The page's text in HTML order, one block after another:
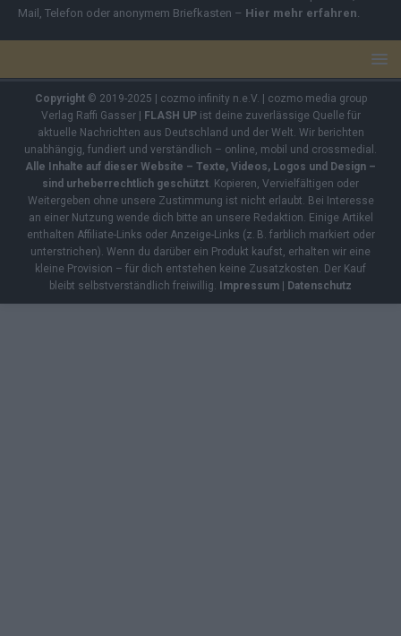
Mail, Telefon oder anonymem Briefkasten – Hier mehr erfahren
Copyright© 2019-2025 | cozmo infinity n.e.V. | cozmo media group
Verlag Raffi Gasser |
FLASH UPist deine zuverlässige Quelle für
aktuelle Nachrichten aus Deutschland und der Welt. Wir berichten
unabhängig, fundiert und verständlich – online, mobil und crossmedial.
Alle Inhalte auf dieser Website – Texte, Videos, Logos und Design –
sind urheberrechtlich geschützt. Kopieren, Vervielfältigen oder
Weitergeben ohne unsere Zustimmung ist nicht erlaubt. Bei Interesse
an einer Nutzung wende dich bitte an unsere Redaktion. Einige Artikel
enthalten Affiliate-Links oder Anzeige-Links (z. B. farblich markiert oder
unterstrichen). Wenn du darüber ein Produkt kaufst, erhalten wir eine
kleine Provision – für dich entstehen keine Zusatzkosten. Der Kauf
bleibt selbstverständlich freiwillig.
Impressum Datenschutz